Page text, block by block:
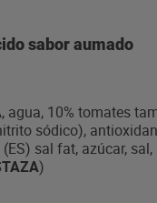
sabor aumado
, agua, 10% tomates
sódico),
sal fat, azúcar,
)